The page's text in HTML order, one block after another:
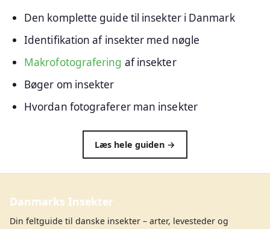
Den komplette guide til insekter i Danmark
Identifikation af insekter med nøgle
Makrofotografering af insekter
Bøger om insekter
Hvordan fotograferer man insekter
Læs hele guiden →
Danmarks Insekter
Din feltguide til danske insekter – arter, levesteder og